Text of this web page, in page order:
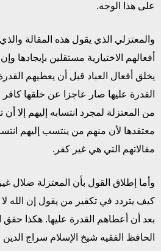
على هذا الوجه.
والمعتزلي الذي يقول هذه المقالة
أفعالهم الاختيارية مستقلين بإيجادها
يخلق أفعال العباد قبل أن يعطيهم
القدرة عليها صار عاجزا عن خلقها كافر
من المعتزلة لمجرد انتسابه إليهم إلا
معتقدها لأن منهم من ينتسب إليهم
مقالاتهم التي هي غير كفر.
وأما إطلاق القول بأن المعتزلة ضلال
كيف يتردد في تكفير من يقول إن الله لا
بعد أن أعطاهم القدرة عليها. هكذا حقق
الحافظ الفقيه شيخ الإسلام سراج